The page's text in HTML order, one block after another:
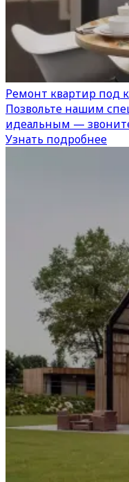
Ремонт квартир под
Позвольте нашим
идеальным —
Узнать подробнее